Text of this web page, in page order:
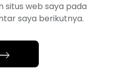
situs web saya pada
saya berikutnya.